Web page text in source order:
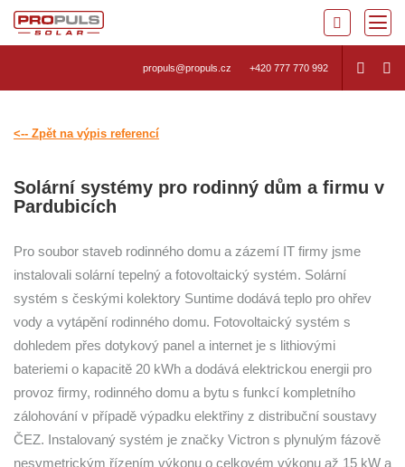
propuls@propuls.cz +420 777 770 992
<-- Zpět na výpis referencí
Solární systémy pro rodinný dům a firmu v
Pardubicích
Pro soubor staveb rodinného domu a zázemí IT firmy jsme
instalovali solární tepelný a fotovoltaický systém. Solární
systém s českými kolektory Suntime dodává teplo pro ohřev
vody a vytápění rodinného domu. Fotovoltaický systém s
dohledem přes dotykový panel a internet je s lithiovými
bateriemi o kapacitě 20 kWh a dodává elektrickou energii pro
provoz firmy, rodinného domu a bytu s funkcí kompletního
zálohování v případě výpadku elektřiny z distribuční soustavy
ČEZ. Instalovaný systém je značky Victron s plynulým fázově
nesymetrickým řízením výkonu o celkovém výkonu až 15 kW a